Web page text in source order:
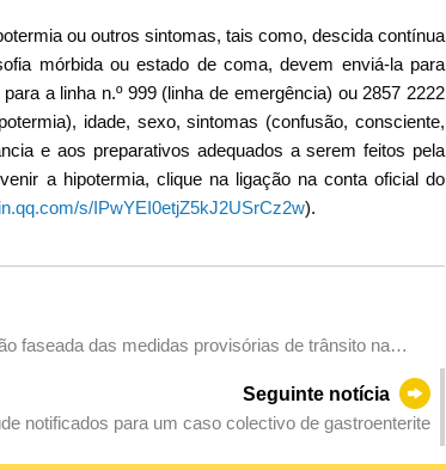
ou outros sintomas, tais como, descida contínua
mórbida ou estado de coma, devem enviá-la para
a linha n.º 999 (linha de emergência) ou 2857 2222
idade, sexo, sintomas (confusão, consciente,
e aos preparativos adequados a serem feitos pela
a hipotermia, clique na ligação na conta oficial do
s/IPwYEI0etjZ5kJ2USrCz2w).
faseada das medidas provisórias de trânsito na
Seguinte notícia
notificados para um caso colectivo de gastroenterite